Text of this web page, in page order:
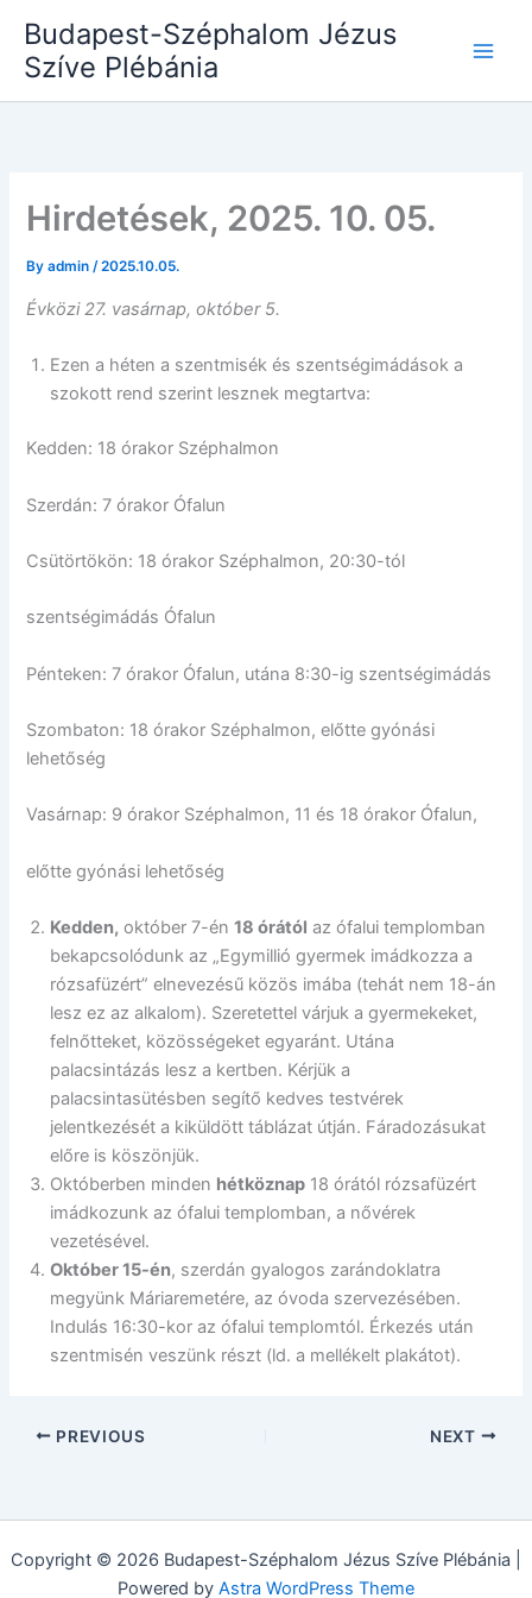
content
Budapest-Széphalom Jézus
Szíve Plébánia
Hirdetések, 2025. 10. 05.
Byadmin/2025.10.05.
Évközi 27. vasárnap, október 5.
Ezen a héten a szentmisék és szentségimádások a
szokott rend szerint lesznek megtartva:
Kedden: 18 órakor Széphalmon
Szerdán: 7 órakor Ófalun
Csütörtökön: 18 órakor Széphalmon, 20:30-tól
szentségimádás Ófalun
Pénteken: 7 órakor Ófalun, utána 8:30-ig szentségimádás
Szombaton: 18 órakor Széphalmon, előtte gyónási
lehetőség
Vasárnap: 9 órakor Széphalmon, 11 és 18 órakor Ófalun,
előtte gyónási lehetőség
Kedden, október 7-én18 órától az ófalui templomban
bekapcsolódunk az „Egymillió gyermek imádkozza a
rózsafüzért” elnevezésű közös imába (tehát nem 18-án
lesz ez az alkalom). Szeretettel várjuk a gyermekeket,
felnőtteket, közösségeket egyaránt. Utána
palacsintázás lesz a kertben. Kérjük a
palacsintasütésben segítő kedves testvérek
jelentkezését a kiküldött táblázat útján. Fáradozásukat
előre is köszönjük.
Októberben minden hétköznap 18 órától rózsafüzért
imádkozunk az ófalui templomban, a nővérek
vezetésével.
Október 15-én, szerdán gyalogos zarándoklatra
megyünk Máriaremetére, az óvoda szervezésében.
Indulás 16:30-kor az ófalui templomtól. Érkezés után
szentmisén veszünk részt (ld. a mellékelt plakátot).
PREVIOUS NEXT
Copyright © 2026 Budapest-Széphalom Jézus Szíve Plébánia |
Powered by Astra WordPress Theme